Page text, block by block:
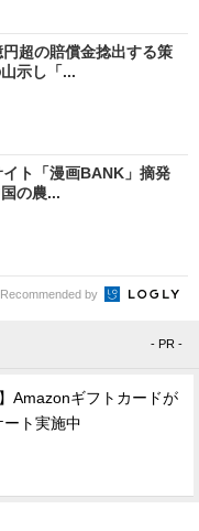
円超の賠償金捻出する策
示し「...
ト「漫画BANK」摘発
の農...
Recommended by
- PR -
Amazonギフトカードが
ト実施中